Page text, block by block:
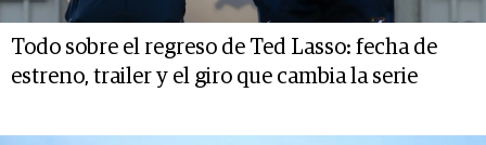
Todo sobre el regreso de Ted Lasso: fecha de
estreno, trailer y el giro que cambia la serie